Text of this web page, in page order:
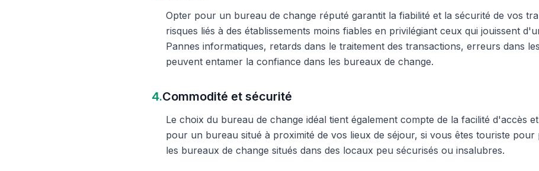
Opter pour un bureau de change réputé garantit la fiabilité et la sécurité de vos
risques liés à des établissements moins fiables en privilégiant ceux qui jouissent
Pannes informatiques, retards dans le traitement des transactions, erreurs dans
peuvent entamer la confiance dans les bureaux de change.
4.Commodité et sécurité
Le choix du bureau de change idéal tient également compte de la facilité d'accès
pour un bureau situé à proximité de vos lieux de séjour, si vous êtes touriste pour
les bureaux de change situés dans des locaux peu sécurisés ou insalubres.